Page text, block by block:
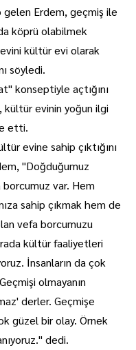
gelen Erdem, geçmiş ile
köprü olabilmek
kültür evi olarak
söyledi.
konseptiyle açtığını
evinin yoğun ilgi
etti.
evine sahip çıktığını
"Doğduğumuz
var. Hem
sahip çıkmak hem de
vefa borcumuzu
kültür faaliyetleri
İnsanların da çok
olmayanın
derler. Geçmişe
güzel bir olay. Örnek
dedi.